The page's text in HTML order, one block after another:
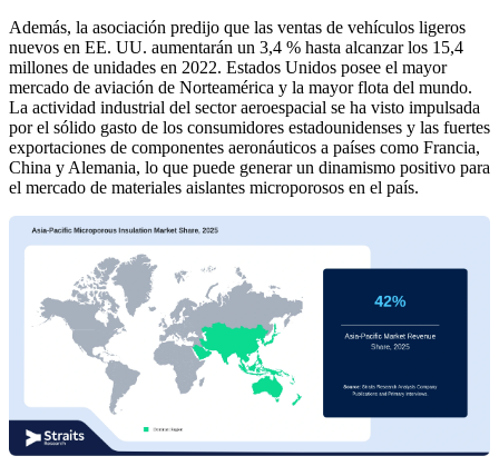
Además, la asociación predijo que las ventas de vehículos ligeros
nuevos en EE. UU. aumentarán un 3,4 % hasta alcanzar los 15,4
millones de unidades en 2022. Estados Unidos posee el mayor
mercado de aviación de Norteamérica y la mayor flota del mundo.
La actividad industrial del sector aeroespacial se ha visto impulsada
por el sólido gasto de los consumidores estadounidenses y las fuertes
exportaciones de componentes aeronáuticos a países como Francia,
China y Alemania, lo que puede generar un dinamismo positivo para
el mercado de materiales aislantes microporosos en el país.